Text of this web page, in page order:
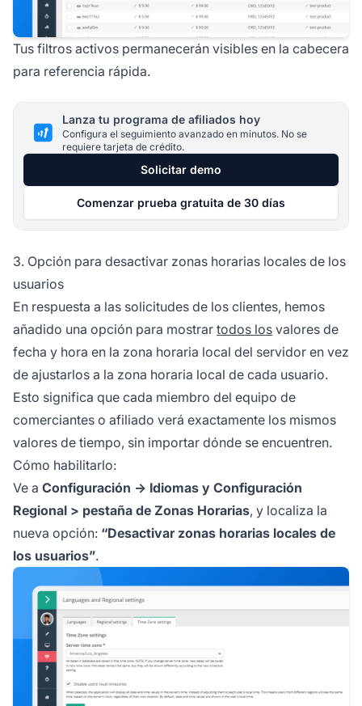
Tus filtros activos permanecerán visibles en la cabecera
para referencia rápida.
Lanza tu programa de afiliados hoy
Configura el seguimiento avanzado en minutos. No se
requiere tarjeta de crédito.
Solicitar demo
Comenzar prueba gratuita de 30 días
3. Opción para desactivar zonas horarias locales de los
usuarios
En respuesta a las solicitudes de los clientes, hemos
añadido una opción para mostrar todos los valores de
fecha y hora en la zona horaria local del servidor en vez
de ajustarlos a la zona horaria local de cada usuario.
Esto significa que cada miembro del equipo de
comerciantes o afiliado verá exactamente los mismos
valores de tiempo, sin importar dónde se encuentren.
Cómo habilitarlo:
Ve a Configuración -> Idiomas y Configuración
Regional > pestaña de Zonas Horarias, y localiza la
nueva opción: “Desactivar zonas horarias locales de
los usuarios”.